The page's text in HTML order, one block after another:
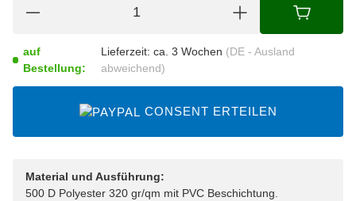
auf
Bestellung:
Lieferzeit: ca. 3 Wochen (DE - Ausland
abweichend)
CONSENT ERTEILEN
Material und Ausführung:
500 D Polyester 320 gr/qm mit PVC Beschichtung.